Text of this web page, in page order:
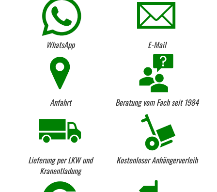
WhatsApp E-Mail
Anfahrt Beratung vom Fach seit 1984
Lieferung per LKW und
Kranentladung
Kostenloser Anhängerverleih